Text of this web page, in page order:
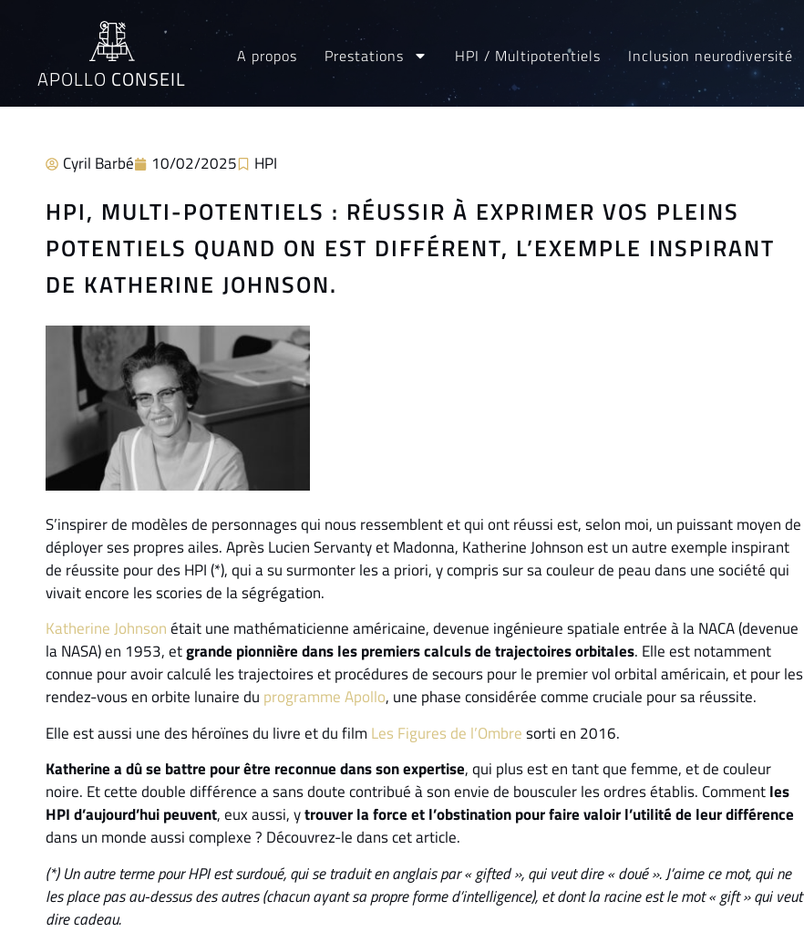
APOLLO CONSEIL
A propos Prestations HPI / Multipotentiels Inclusion neurodiversité
Cyril Barbé 10/02/2025 HPI
HPI, MULTI-POTENTIELS : RÉUSSIR À EXPRIMER VOS PLEINS
POTENTIELS QUAND ON EST DIFFÉRENT, L’EXEMPLE INSPIRANT
DE KATHERINE JOHNSON.
S’inspirer de modèles de personnages qui nous ressemblent et qui ont réussi est, selon moi, un puissant moyen de
déployer ses propres ailes. Après Lucien Servanty et Madonna, Katherine Johnson est un autre exemple inspirant
de réussite pour des HPI (*), qui a su surmonter les a priori, y compris sur sa couleur de peau dans une société qui
vivait encore les scories de la ségrégation.
Katherine Johnsonétait une mathématicienne américaine, devenue ingénieure spatiale entrée à la NACA (devenue
la NASA) en 1953, etgrande pionnière dans les premiers calculs de trajectoires orbitales. Elle est notamment
connue pour avoir calculé les trajectoires et procédures de secours pour le premier vol orbital américain, et pour les
rendez-vous en orbite lunaire du programme Apollo, une phase considérée comme cruciale pour sa réussite.
Elle est aussi une des héroïnes du livre et du film Les Figures de l’Ombresorti en 2016.
Katherine a dû se battre pour être reconnue dans son expertise, qui plus est en tant que femme, et de couleur
noire. Et cette double différence a sans doute contribué à son envie de bousculer les ordres établis. Commentles
HPI d’aujourd’hui peuvent, eux aussi, ytrouver la force et l’obstination pour faire valoir l’utilité de leur différence
dans un monde aussi complexe ? Découvrez-le dans cet article.
(*) Un autre terme pour HPI est surdoué, qui se traduit en anglais par « gifted », qui veut dire « doué ». J’aime ce mot, qui ne
les place pas au-dessus des autres (chacun ayant sa propre forme d’intelligence), et dont la racine est le mot « gift » qui veut
dire cadeau.